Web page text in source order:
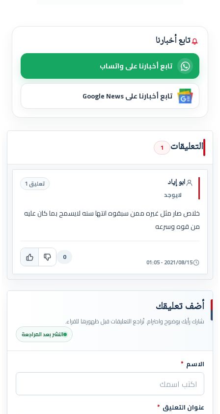
تابع أخبارنا
تابع أخبارنا على واتساب
تابع أخبارنا على Google News
التعليقات 1
ابو إياد
لايوجد
تعليق 1
خلاص صار مثل غيره ممن سبقوه انتها سنه لايسمح بما كان عليه
من قوه وسرعه
2021/08/15 - 01:05
0
أضف تعليقك
شارك رأيك بوضوح واحترام. تُراجع التعليقات قبل ظهورها للقراء.
النشر بعد المراجعة
اترك هذا الحقل فارغاً
الاسم *
عنوان التعليق *